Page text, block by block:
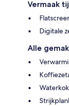
Vermaak
Digitale
Alle